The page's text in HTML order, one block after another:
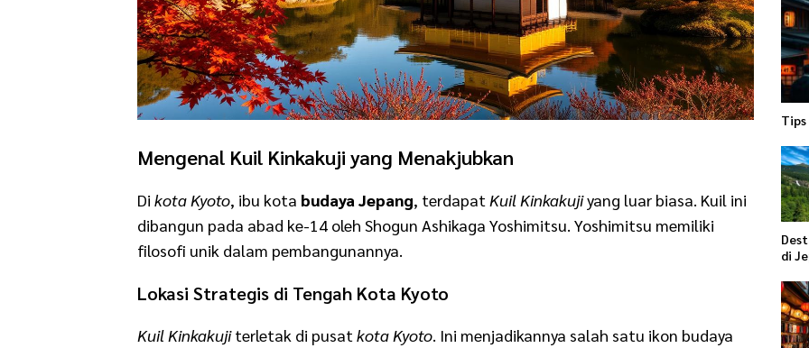
Mengenal Kuil Kinkakuji yang Menakjubkan
Di kota Kyoto, ibu kota budaya Jepang, terdapat Kuil Kinkakujiyang luar biasa. Kuil ini
dibangun pada abad ke-14 oleh Shogun Ashikaga Yoshimitsu. Yoshimitsu memiliki
filosofi unik dalam pembangunannya.
Lokasi Strategis di Tengah Kota Kyoto
Kuil Kinkakujiterletak di pusat kota Kyoto. Ini menjadikannya salah satu ikon budaya
di